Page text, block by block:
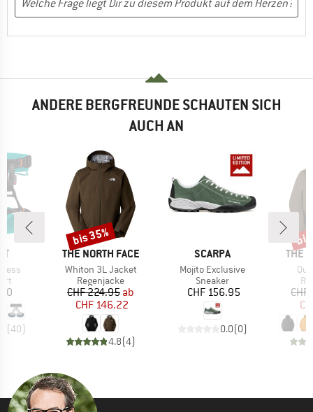
ANDERE BERGFREUNDE SCHAUTEN SICH
AUCH AN
(40)
MARKE
THE NORTH FACE
Artikel
Whiton 3L Jacket
Produktgruppe
Regenjacke
Preis
CHF 224.95reduzierter Preis
ab
CHF 146.22
4.8(4)
Rabatt
bis 35%
MARKE
SCARPA
Artikel
Mojito Exclusive
Produktgruppe
Sneaker
Preis
CHF 156.95
0.0(0)
THE